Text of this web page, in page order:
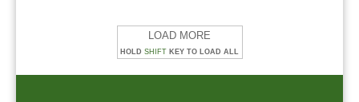
LOAD MORE
HOLD SHIFT KEY TO LOAD ALL